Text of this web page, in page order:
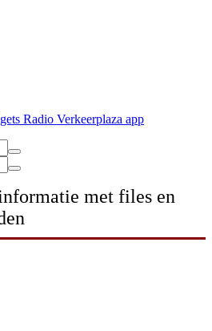
Radio Verkeerplaza app
met files en